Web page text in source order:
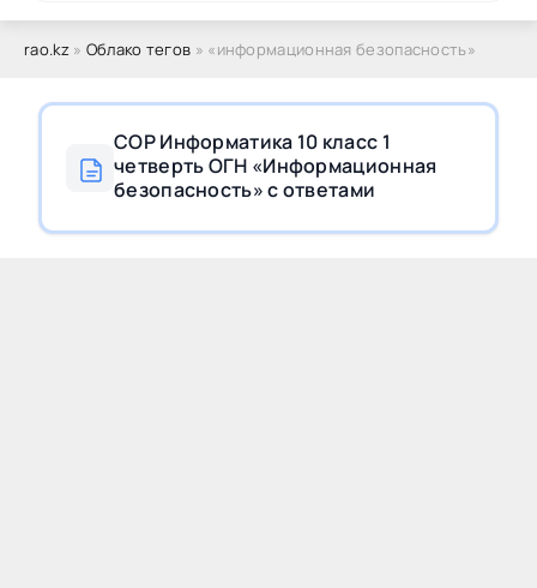
rao.kz» Облако тегов » «информационная безопасность»
СОР Информатика 10 класс 1
четверть ОГН «Информационная
безопасность» с ответами